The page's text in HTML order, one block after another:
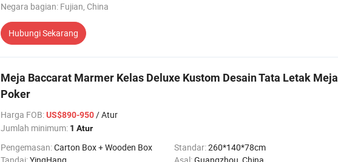
Negara bagian: Fujian, China
Hubungi Sekarang
Meja Baccarat Marmer Kelas Deluxe Kustom Desain Tata Letak Meja
Poker
Harga FOB:US$890-950/ Atur
Jumlah minimum: 1 Atur
Pengemasan:Carton Box + Wooden Box Standar:260*140*78cm